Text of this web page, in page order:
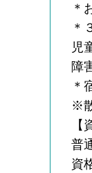
＊
＊
児
障
＊
※
【
普
資